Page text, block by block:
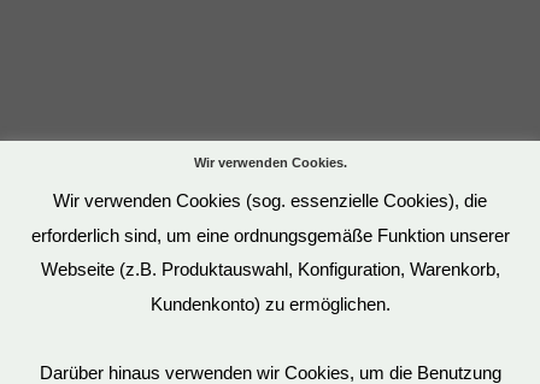
Wir verwenden Cookies.
Wir verwenden Cookies (sog. essenzielle Cookies), die
erforderlich sind, um eine ordnungsgemäße Funktion unserer
Webseite (z.B. Produktauswahl, Konfiguration, Warenkorb,
Kundenkonto) zu ermöglichen.
Darüber hinaus verwenden wir Cookies, um die Benutzung